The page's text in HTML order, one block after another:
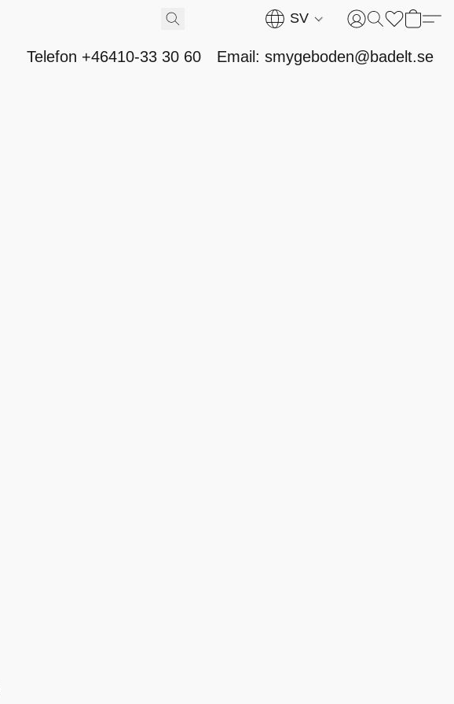
SV
Telefon +46410-33 30 60 Email: smygeboden@badelt.se